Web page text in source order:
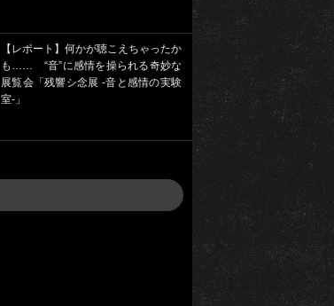
【レポート】何かが聴こえちゃったか
も…… “音”に感情を操られる奇妙な
展覧会「残響シ念展 -⾳と感情の実験
室-」